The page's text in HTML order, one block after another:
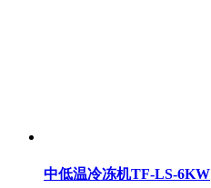
中低温冷冻机TF-LS-6KW